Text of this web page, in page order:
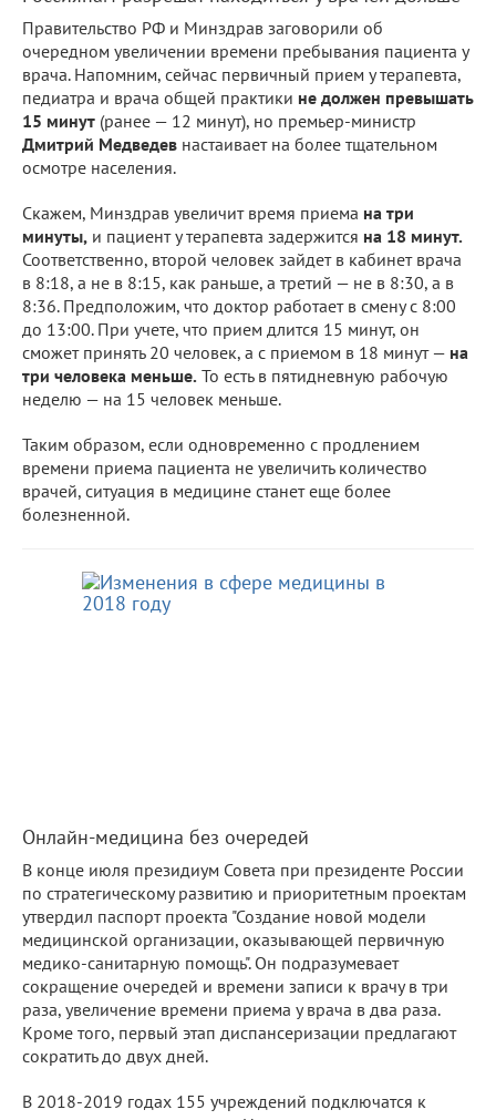
Правительство РФ и Минздрав заговорили об
очередном увеличении времени пребывания пациента у
врача. Напомним, сейчас первичный прием у терапевта,
педиатра и врача общей практики не должен превышать
15 минут (ранее — 12 минут), но премьер-министр
Дмитрий Медведев настаивает на более тщательном
осмотре населения.
Скажем, Минздрав увеличит время приема на три
минуты, и пациент у терапевта задержится на 18 минут.
Соответственно, второй человек зайдет в кабинет врача
в 8:18, а не в 8:15, как раньше, а третий — не в 8:30, а в
8:36. Предположим, что доктор работает в смену с 8:00
до 13:00. При учете, что прием длится 15 минут, он
сможет принять 20 человек, а с приемом в 18 минут — на
три человека меньше. То есть в пятидневную рабочую
неделю — на 15 человек меньше.
Таким образом, если одновременно с продлением
времени приема пациента не увеличить количество
врачей, ситуация в медицине станет еще более
болезненной.
Онлайн-медицина без очередей
В конце июля президиум Совета при президенте России
по стратегическому развитию и приоритетным проектам
утвердил паспорт проекта "Создание новой модели
медицинской организации, оказывающей первичную
медико-санитарную помощь". Он подразумевает
сокращение очередей и времени записи к врачу в три
раза, увеличение времени приема у врача в два раза.
Кроме того, первый этап диспансеризации предлагают
сократить до двух дней.
В 2018-2019 годах 155 учреждений подключатся к